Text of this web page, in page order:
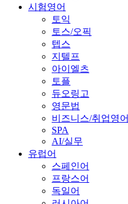
시험영어
토익
토스/오픽
텝스
지텔프
아이엘츠
토플
듀오링고
영문법
비즈니스/취업영어
SPA
AI/실무
유럽어
스페인어
프랑스어
독일어